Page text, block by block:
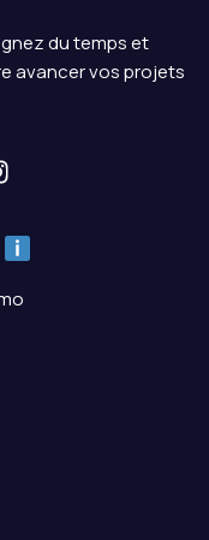
du temps et
avancer vos projets